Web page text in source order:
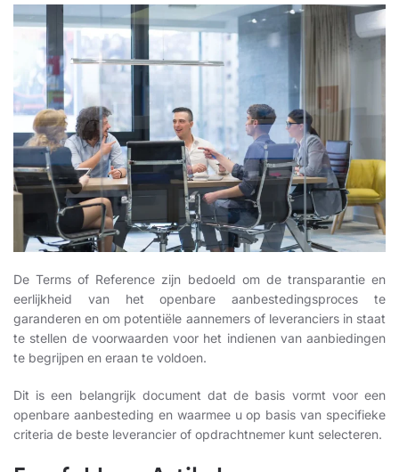
De Terms of Reference zijn bedoeld om de transparantie en
eerlijkheid van het openbare aanbestedingsproces te
garanderen en om potentiële aannemers of leveranciers in staat
te stellen de voorwaarden voor het indienen van aanbiedingen
te begrijpen en eraan te voldoen.
Dit is een belangrijk document dat de basis vormt voor een
openbare aanbesteding en waarmee u op basis van specifieke
criteria de beste leverancier of opdrachtnemer kunt selecteren.